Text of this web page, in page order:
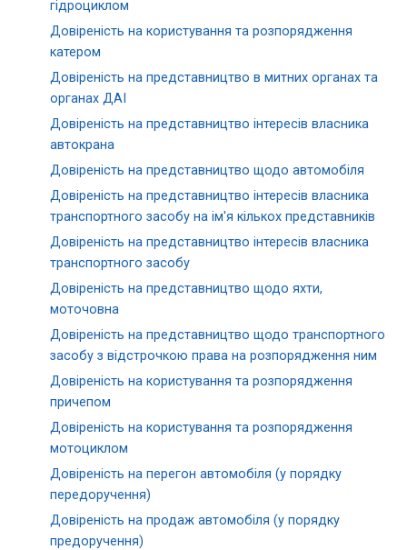
гідроциклом
Довіреність на користування та розпорядження
катером
Довіреність на представництво в митних органах та
органах ДАІ
Довіреність на представництво інтересів власника
автокрана
Довіреність на представництво щодо автомобіля
Довіреність на представництво інтересів власника
транспортного засобу на ім'я кількох представників
Довіреність на представництво інтересів власника
транспортного засобу
Довіреність на представництво щодо яхти,
моточовна
Довіреність на представництво щодо транспортного
засобу з відстрочкою права на розпорядження ним
Довіреність на користування та розпорядження
причепом
Довіреність на користування та розпорядження
мотоциклом
Довіреність на перегон автомобіля (у порядку
передоручення)
Довіреність на продаж автомобіля (у порядку
предоручення)